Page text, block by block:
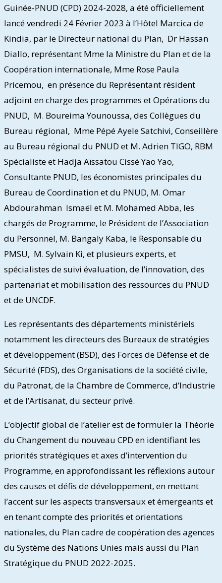
Guinée-PNUD (CPD) 2024-2028, a été officiellement
lancé vendredi 24 Février 2023 à l’Hôtel Marcica de
Kindia, par le Directeur national du Plan, Dr Hassan
Diallo, représentant Mme la Ministre du Plan et de la
Coopération internationale, Mme Rose Paula
Pricemou, en présence du Représentant résident
adjoint en charge des programmes et Opérations du
PNUD, M. Boureima Younoussa, des Collègues du
Bureau régional, Mme Pépé Ayele Satchivi, Conseillère
au Bureau régional du PNUD et M. Adrien TIGO, RBM
Spécialiste et Hadja Aïssatou Cissé Yao Yao,
Consultante PNUD, les économistes principales du
Bureau de Coordination et du PNUD, M. Omar
Abdourahman Ismaël et M. Mohamed Abba, les
chargés de Programme, le Président de l’Association
du Personnel, M. Bangaly Kaba, le Responsable du
PMSU, M. Sylvain Ki, et plusieurs experts, et
spécialistes de suivi évaluation, de l’innovation, des
partenariat et mobilisation des ressources du PNUD
et de UNCDF.
Les représentants des départements ministériels
notamment les directeurs des Bureaux de stratégies
et développement (BSD), des Forces de Défense et de
Sécurité (FDS), des Organisations de la société civile,
du Patronat, de la Chambre de Commerce, d’Industrie
et de l’Artisanat, du secteur privé.
L’objectif global de l’atelier est de formuler la Théorie
du Changement du nouveau CPD en identifiant les
priorités stratégiques et axes d’intervention du
Programme, en approfondissant les réflexions autour
des causes et défis de développement, en mettant
l’accent sur les aspects transversaux et émergeants et
en tenant compte des priorités et orientations
nationales, du Plan cadre de coopération des agences
du Système des Nations Unies mais aussi du Plan
Stratégique du PNUD 2022-2025.